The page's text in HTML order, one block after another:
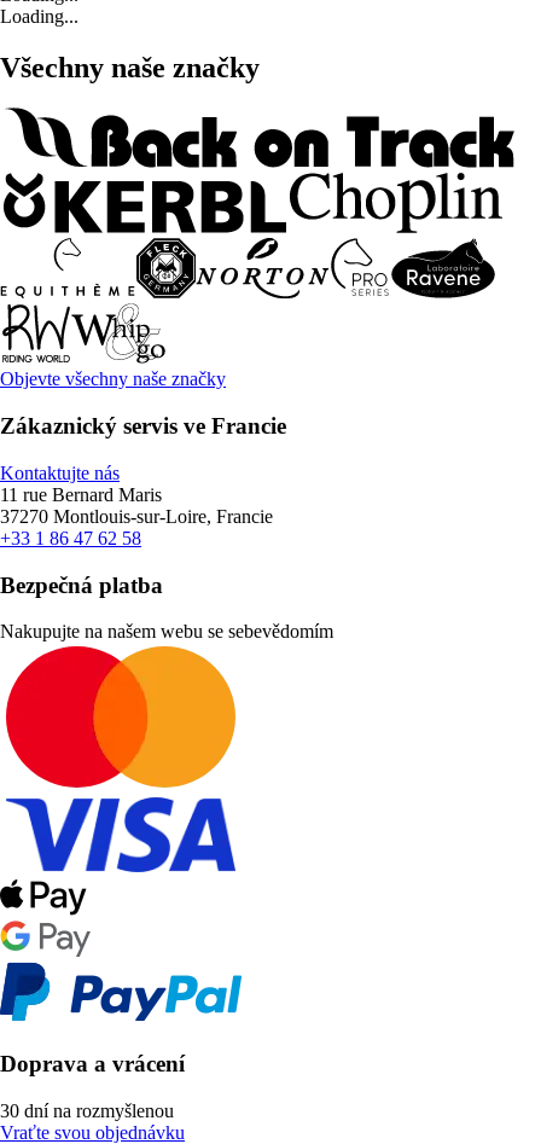
Loading...
Všechny naše značky
Objevte všechny naše značky
Zákaznický servis ve Francie
Kontaktujte nás
11 rue Bernard Maris
37270 Montlouis-sur-Loire, Francie
+33 1 86 47 62 58
Bezpečná platba
Nakupujte na našem webu se sebevědomím
Doprava a vrácení
30 dní na rozmyšlenou
Vraťte svou objednávku